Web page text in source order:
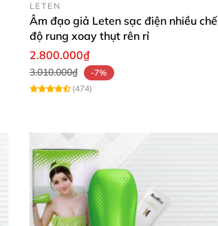
LETEN
Âm đạo giả Leten sạc điện nhiều chế
độ rung xoay thụt rên rỉ
2.800.000₫
3.010.000₫
-7%
(474)